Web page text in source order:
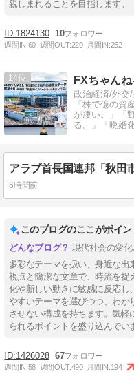
親しまれることを目指します。
1824130 10
週間IN:60 週間OUT:220 月間IN:252
14 FXちゃんね
政治経済/外交
「株で億の資
が凄い。」「
る。」「晩婚
6時間前
このブログのここがポイン
現代社会の変
多彩なテーマを扱い、身近な
視点と簡潔な文章で、時流を捉
化や新しい動きに敏感に反応し
やすいテーマを選びつつ、わか
させない構成を持ちます。気
られるポイントを盛り込んでい
1426028 67
週間IN:58 週間OUT:490 月間IN:194